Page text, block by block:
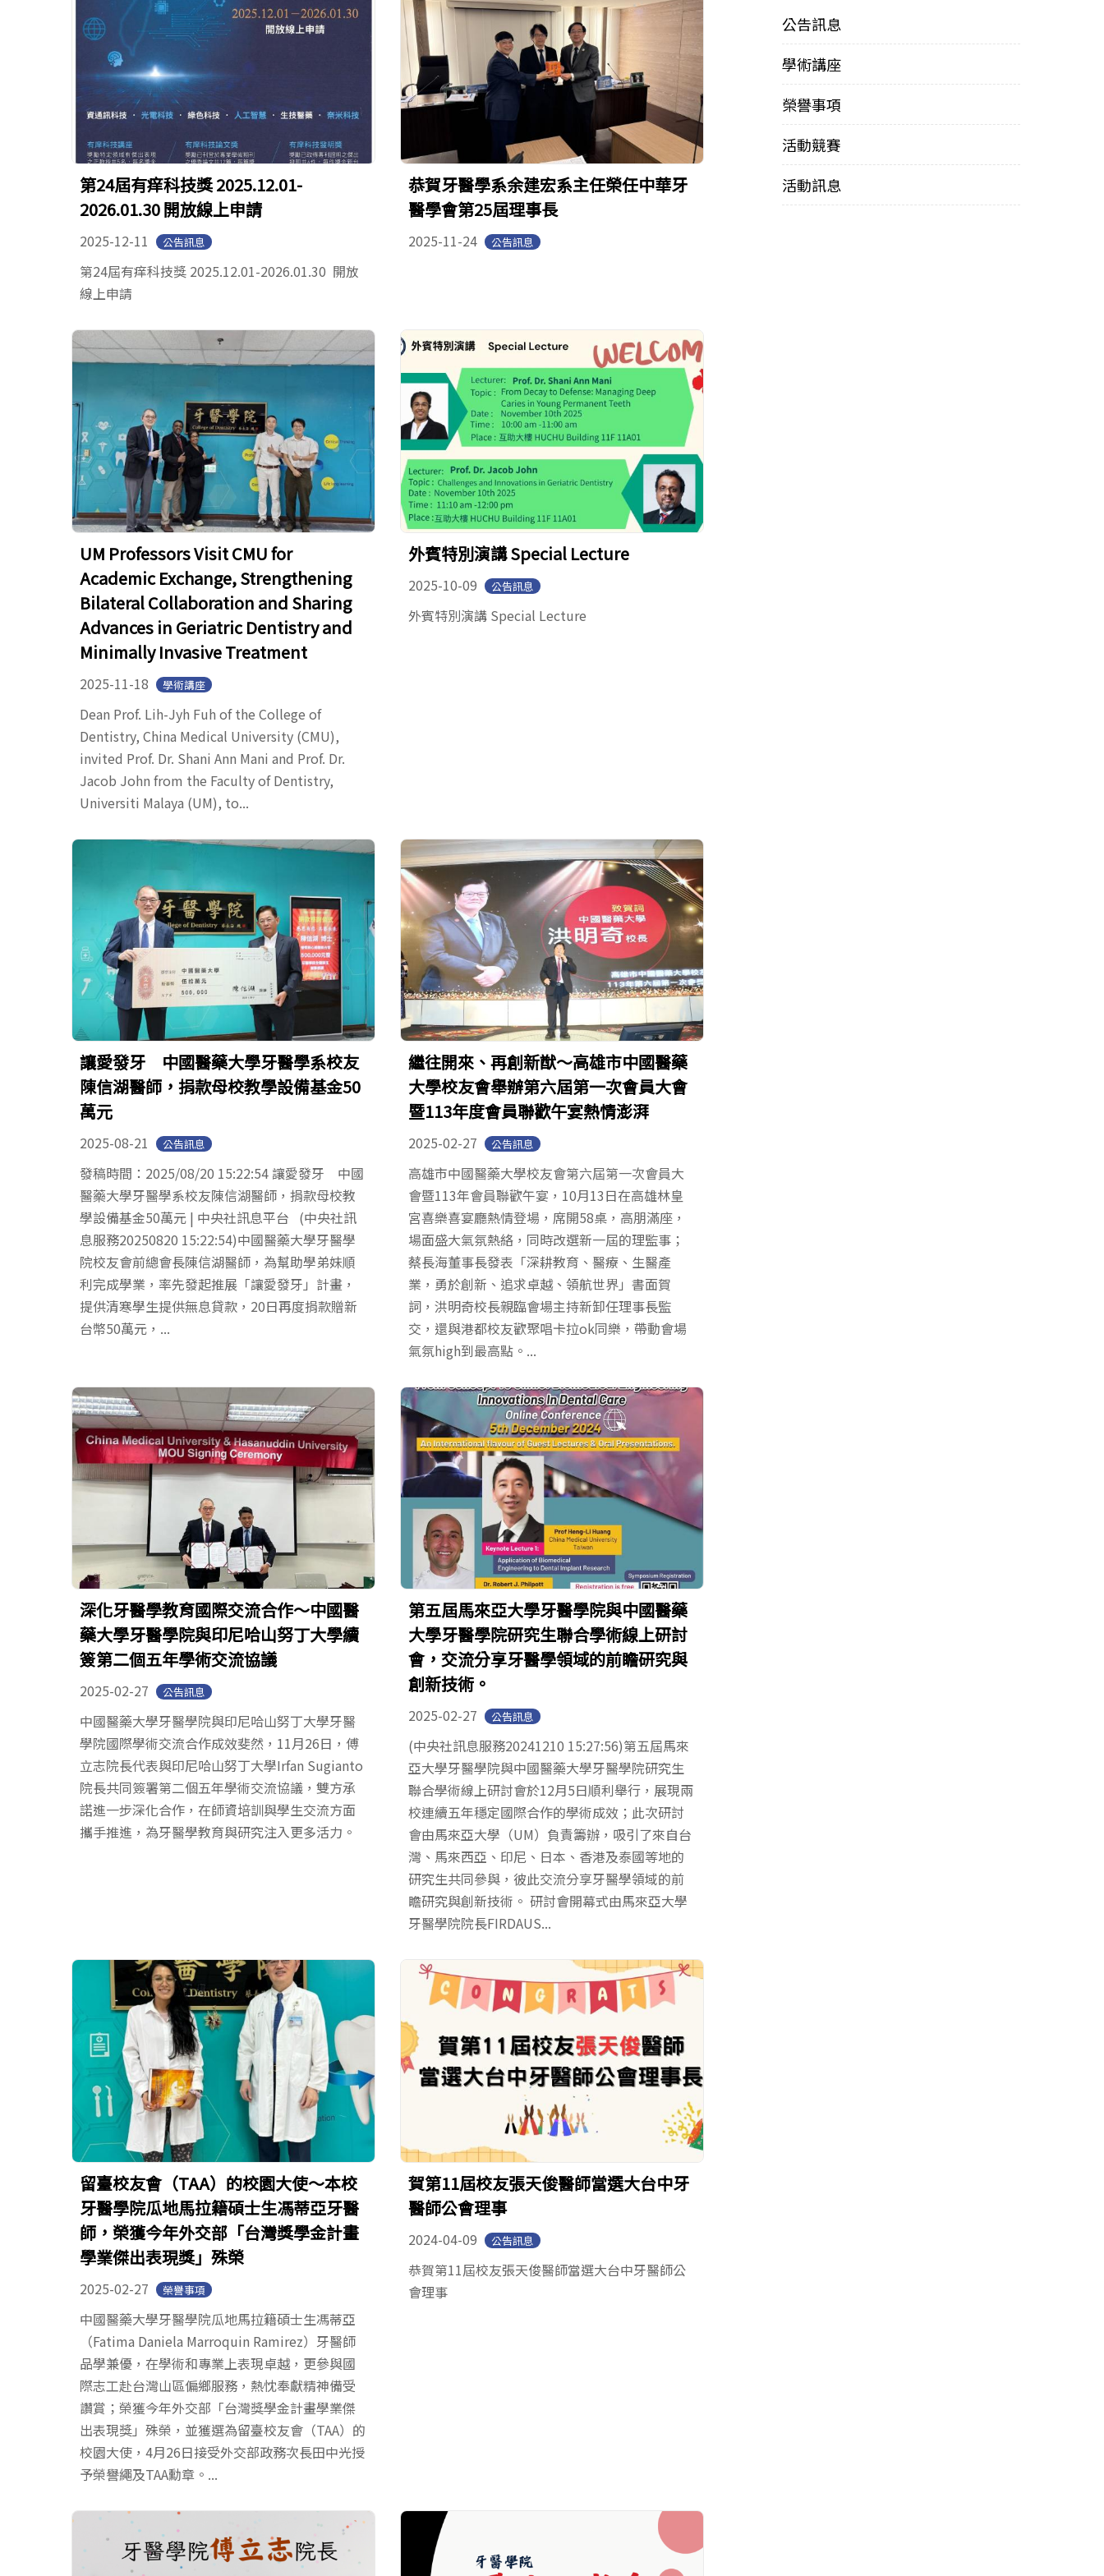
第24屆有痒科技獎 2025.12.01-
2026.01.30 開放線上申請
2025-12-11 公告訊息
第24屆有痒科技獎 2025.12.01-2026.01.30 開放
線上申請
恭賀牙醫學系余建宏系主任榮任中華牙
醫學會第25屆理事長
2025-11-24 公告訊息
UM Professors Visit CMU for
Academic Exchange, Strengthening
Bilateral Collaboration and Sharing
Advances in Geriatric Dentistry and
Minimally Invasive Treatment
2025-11-18 學術講座
Dean Prof. Lih-Jyh Fuh of the College of
Dentistry, China Medical University (CMU),
invited Prof. Dr. Shani Ann Mani and Prof. Dr.
Jacob John from the Faculty of Dentistry,
Universiti Malaya (UM), to...
外賓特別演講 Special Lecture
2025-10-09 公告訊息
外賓特別演講 Special Lecture
讓愛發牙 中國醫藥大學牙醫學系校友
陳信湖醫師，捐款母校教學設備基金50
萬元
2025-08-21 公告訊息
發稿時間：2025/08/20 15:22:54 讓愛發牙 中國
醫藥大學牙醫學系校友陳信湖醫師，捐款母校教
學設備基金50萬元 | 中央社訊息平台 (中央社訊
息服務20250820 15:22:54)中國醫藥大學牙醫學
院校友會前總會長陳信湖醫師，為幫助學弟妹順
利完成學業，率先發起推展「讓愛發牙」計畫，
提供清寒學生提供無息貸款，20日再度捐款贈新
台幣50萬元，...
繼往開來、再創新猷～高雄市中國醫藥
大學校友會舉辦第六屆第一次會員大會
暨113年度會員聯歡午宴熱情澎湃
2025-02-27 公告訊息
高雄市中國醫藥大學校友會第六屆第一次會員大
會暨113年會員聯歡午宴，10月13日在高雄林皇
宮喜樂喜宴廳熱情登場，席開58桌，高朋滿座，
場面盛大氣氛熱絡，同時改選新一屆的理監事；
蔡長海董事長發表「深耕教育、醫療、生醫產
業，勇於創新、追求卓越、領航世界」書面賀
詞，洪明奇校長親臨會場主持新卸任理事長監
交，還與港都校友歡聚唱卡拉ok同樂，帶動會場
氣氛high到最高點。...
深化牙醫學教育國際交流合作～中國醫
藥大學牙醫學院與印尼哈山努丁大學續
簽第二個五年學術交流協議
2025-02-27 公告訊息
中國醫藥大學牙醫學院與印尼哈山努丁大學牙醫
學院國際學術交流合作成效斐然，11月26日，傅
立志院長代表與印尼哈山努丁大學Irfan Sugianto
院長共同簽署第二個五年學術交流協議，雙方承
諾進一步深化合作，在師資培訓與學生交流方面
攜手推進，為牙醫學教育與研究注入更多活力。
第五屆馬來亞大學牙醫學院與中國醫藥
大學牙醫學院研究生聯合學術線上研討
會，交流分享牙醫學領域的前瞻研究與
創新技術。
2025-02-27 公告訊息
(中央社訊息服務20241210 15:27:56)第五屆馬來
亞大學牙醫學院與中國醫藥大學牙醫學院研究生
聯合學術線上研討會於12月5日順利舉行，展現兩
校連續五年穩定國際合作的學術成效；此次研討
會由馬來亞大學（UM）負責籌辦，吸引了來自台
灣、馬來西亞、印尼、日本、香港及泰國等地的
研究生共同參與，彼此交流分享牙醫學領域的前
瞻研究與創新技術。 研討會開幕式由馬來亞大學
牙醫學院院長FIRDAUS...
留臺校友會（TAA）的校園大使～本校
牙醫學院瓜地馬拉籍碩士生馮蒂亞牙醫
師，榮獲今年外交部「台灣獎學金計畫
學業傑出表現獎」殊榮
2025-02-27 榮譽事項
中國醫藥大學牙醫學院瓜地馬拉籍碩士生馮蒂亞
（Fatima Daniela Marroquin Ramirez）牙醫師
品學兼優，在學術和專業上表現卓越，更參與國
際志工赴台灣山區偏鄉服務，熱忱奉獻精神備受
讚賞；榮獲今年外交部「台灣獎學金計畫學業傑
出表現獎」殊榮，並獲選為留臺校友會（TAA）的
校園大使，4月26日接受外交部政務次長田中光授
予榮譽繩及TAA勳章。...
賀第11屆校友張天俊醫師當選大台中牙
醫師公會理事
2024-04-09 公告訊息
恭賀第11屆校友張天俊醫師當選大台中牙醫師公
會理事
公告訊息
學術講座
榮譽事項
活動競賽
活動訊息